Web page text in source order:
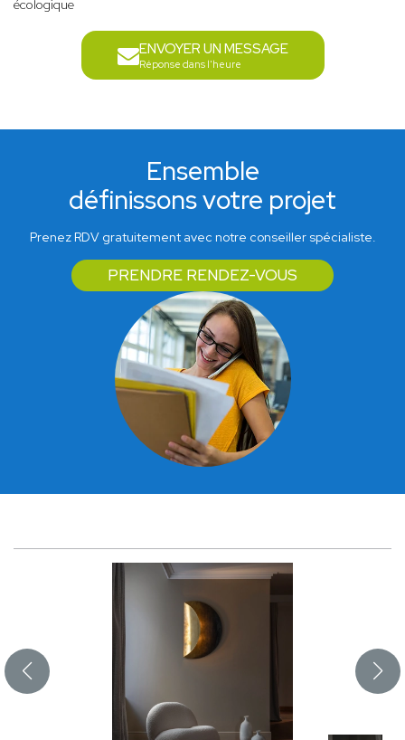
écologique
ENVOYER UN MESSAGE
Réponse dans l'heure
Ensemble
définissons votre projet
Prenez RDV gratuitement avec notre conseiller spécialiste.
PRENDRE RENDEZ-VOUS